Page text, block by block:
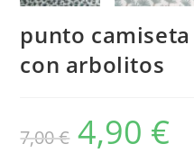
punto
con arbolitos
7,00€
El
precio
original
4,90 €